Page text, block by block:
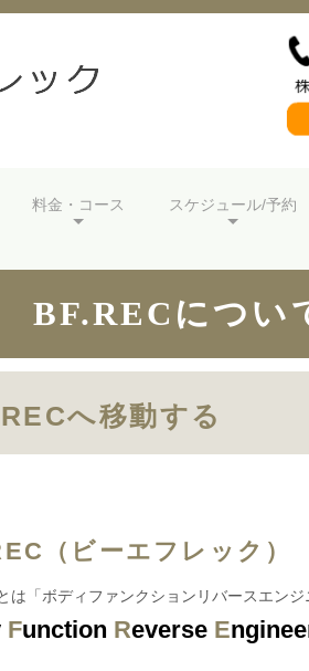
料金・コース スケジュール/予約
BF.RECについ
へ移動する
（ビーエフレック）
は「ボディファンクションリバースエン
Function Reverse E